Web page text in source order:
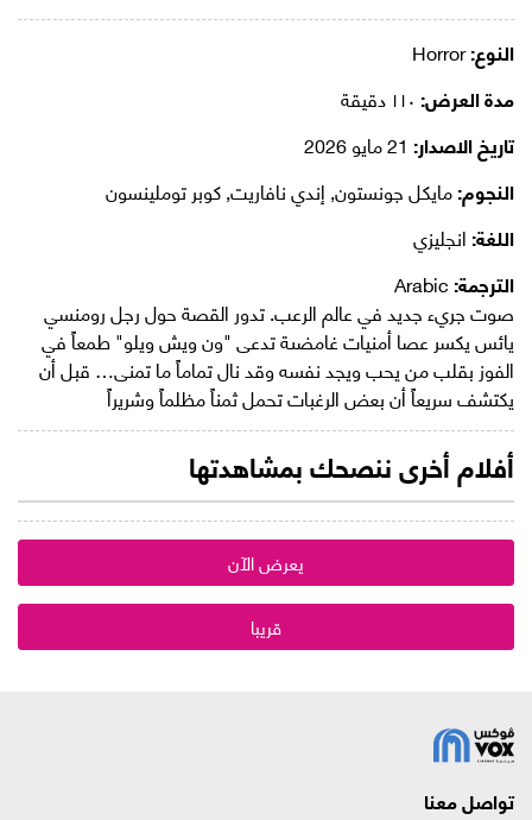
النوع:Horror
مدة العرض:
تاريخ الاصدار:
النجوم:مايكل جونستون, إندي نافاريت, كوبر توملينسون
اللغة:انجليزي
الترجمة:
صوت جريء جديد في عالم الرعب. تدور القصة حول رجل رومنسي
يائس يكسر عصا أمنيات غامضىة تدعى "ون ويش ويلو" طمعاً في
الفوز بقلب من يحب ويجد نفسه وقد نال تماماً ما تمنى… قبل أن
يكتشف سريعاً أن بعض الرغبات تحمل ثمناً مظلماً وشريراً
أفلام أخرى ننصحك بمشاهدتها
يعرض الآن
قريبا
تواصل معنا